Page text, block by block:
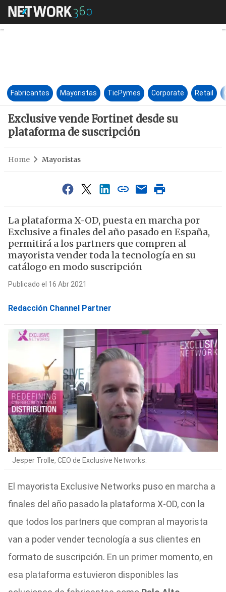
Exclusive vende Fortinet
Fabricantes Mayoristas TicPymes Corporate Retail
Exclusive vende Fortinet desde su
plataforma de suscripción
Home Mayoristas
La plataforma X-OD, puesta en marcha por
Exclusive a finales del año pasado en España,
permitirá a los partners que compren al
mayorista vender toda la tecnología en su
catálogo en modo suscripción
Publicado el 16 Abr 2021
Redacción Channel Partner
Jesper Trolle, CEO de Exclusive Networks.
El mayorista Exclusive Networks puso en marcha a
finales del año pasado la plataforma X-OD, con la
que todos los partners que compran al mayorista
van a poder vender tecnología a sus clientes en
formato de suscripción. En un primer momento, en
esa plataforma estuvieron disponibles las